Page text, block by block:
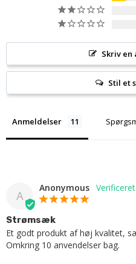
Skriv en
Stil et
Anmeldelser
A
Anonymous
Strømsæk
Et godt produkt af høj kvalitet,
Omkring 10 anvendelser bag.